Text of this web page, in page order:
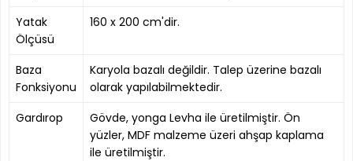
Yatak
Ölçüsü
160 x 200 cm'dir.
Baza
Fonksiyonu
Karyola bazalı değildir. Talep üzerine bazalı
olarak yapılabilmektedir.
Gardırop
Gövde, yonga Levha ile üretilmiştir. Ön
yüzler, MDF malzeme üzeri ahşap kaplama
ile üretilmiştir.